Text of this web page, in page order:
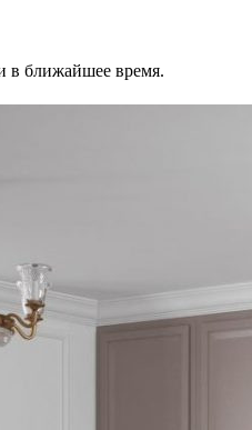
в ближайшее время.